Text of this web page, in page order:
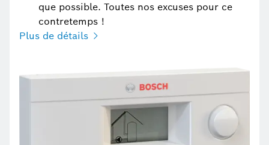
que possible. Toutes nos excuses pour ce
contretemps !
Plus de détails